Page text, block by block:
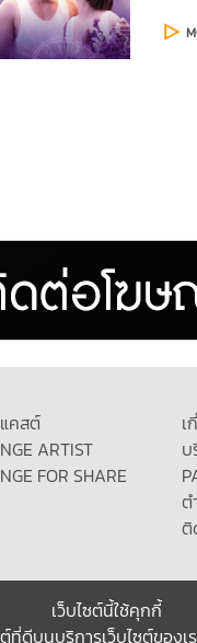
คสต์
ARTIST
FOR SHARE
เ
บ
ต
ติ
เว็บไซต์นี้ใช้คุกกี้
ดีบนบริการเว็บไซต์ของเ